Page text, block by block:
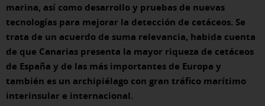
marina, así como desarrollo y pruebas de nuevas
tecnologías para mejorar la detección de cetáceos. Se
trata de un acuerdo de suma relevancia, habida cuenta
de que Canarias presenta la mayor riqueza de cetáceos
de España y de las más importantes de Europa y
también es un archipiélago con gran tráfico marítimo
interinsular e internacional.